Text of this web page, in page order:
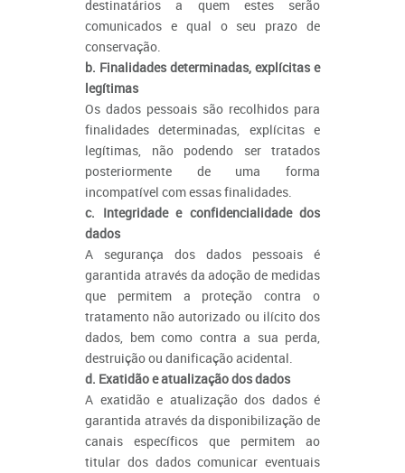
destinatários a quem estes serão
comunicados e qual o seu prazo de
conservação.
b. Finalidades determinadas, explícitas e
legítimas
Os dados pessoais são recolhidos para
finalidades determinadas, explícitas e
legítimas, não podendo ser tratados
posteriormente de uma forma
incompatível com essas finalidades.
c. Integridade e confidencialidade dos
dados
A segurança dos dados pessoais é
garantida através da adoção de medidas
que permitem a proteção contra o
tratamento não autorizado ou ilícito dos
dados, bem como contra a sua perda,
destruição ou danificação acidental.
d. Exatidão e atualização dos dados
A exatidão e atualização dos dados é
garantida através da disponibilização de
canais específicos que permitem ao
titular dos dados comunicar eventuais